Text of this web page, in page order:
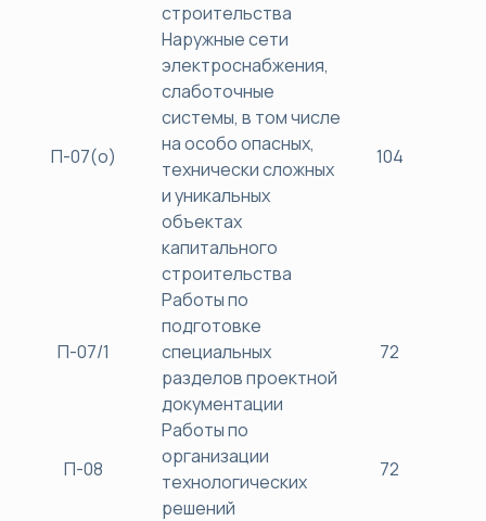
строительства
П-07(о)
Наружные сети
электроснабжения,
слаботочные
системы, в том числе
на особо опасных,
технически сложных
и уникальных
объектах
капитального
строительства
104
П-07/1
Работы по
подготовке
специальных
разделов проектной
документации
72
П-08
Работы по
организации
технологических
решений
72